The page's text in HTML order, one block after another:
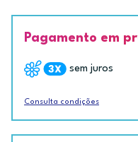
Pagamento em
sem juros
Consulta condições